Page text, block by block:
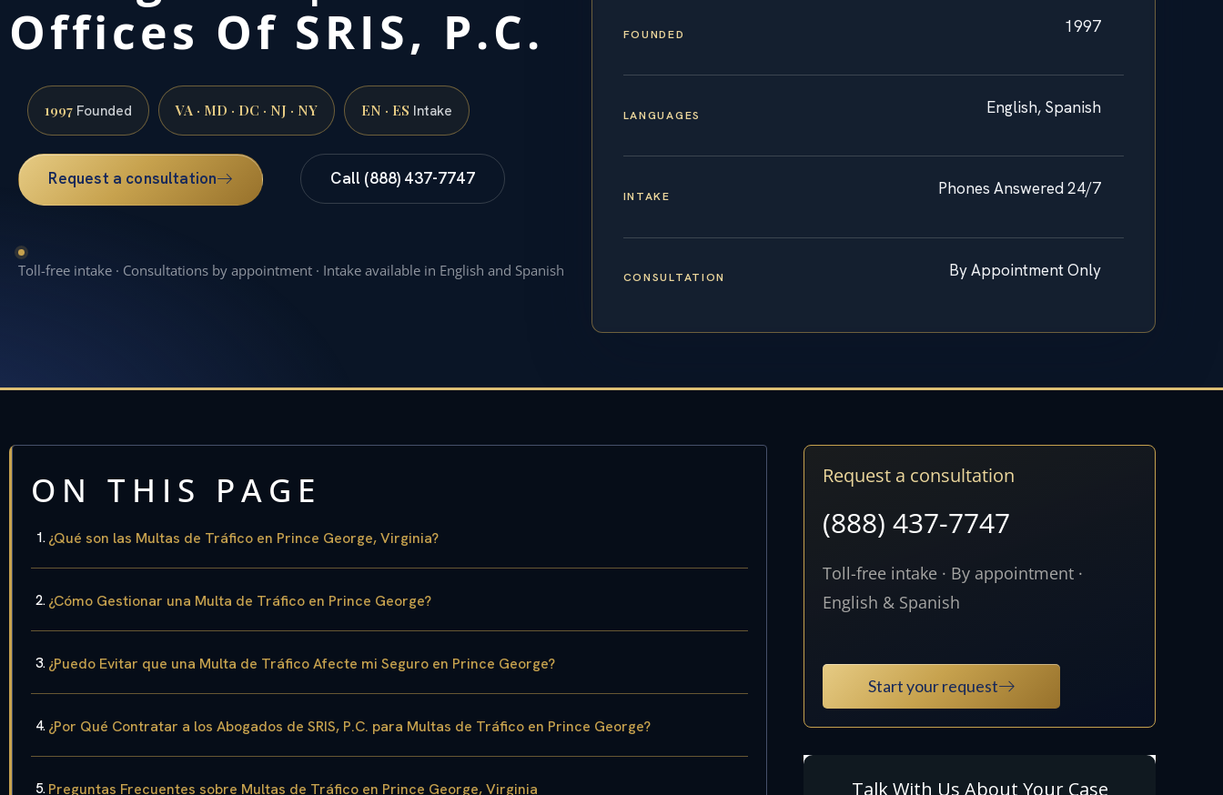
Offices Of SRIS, P.C.
1997 Founded VA · MD · DC · NJ · NY EN · ES Intake
Request a consultation Call (888) 437-7747
Toll-free intake · Consultations by appointment · Intake available in English and Spanish
FOUNDED 1997
LANGUAGES English, Spanish
INTAKE Phones Answered 24/7
CONSULTATION By Appointment Only
ON THIS PAGE
¿Qué son las Multas de Tráfico en Prince George, Virginia?
¿Cómo Gestionar una Multa de Tráfico en Prince George?
¿Puedo Evitar que una Multa de Tráfico Afecte mi Seguro en Prince George?
¿Por Qué Contratar a los Abogados de SRIS, P.C. para Multas de Tráfico en Prince George?
Preguntas Frecuentes sobre Multas de Tráfico en Prince George, Virginia
Request a consultation
(888) 437-7747
Toll-free intake · By appointment ·
English & Spanish
Start your request